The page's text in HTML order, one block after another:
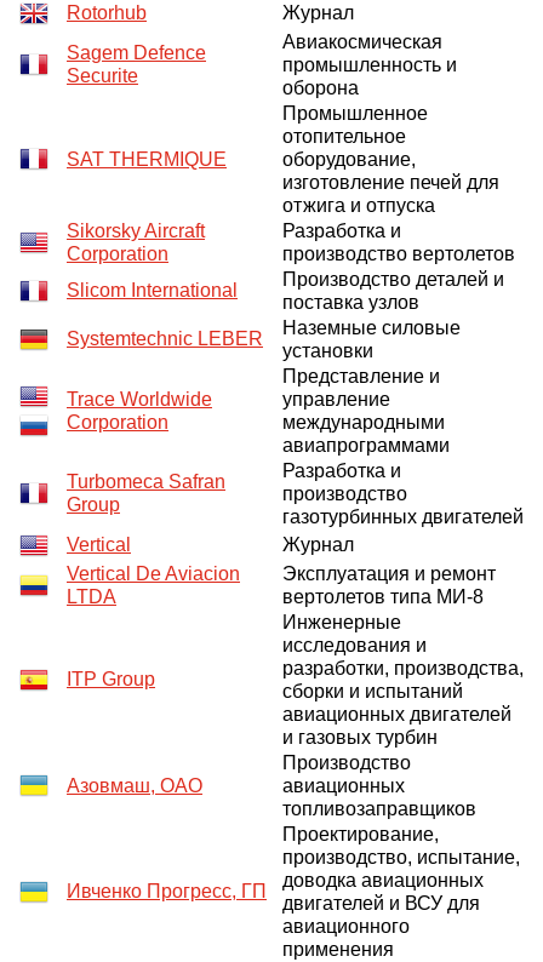
Rotorhub
Журнал
Sagem Defence
Securite
Авиакосмическая
промышленность и
оборона
SAT THERMIQUE
Промышленное
отопительное
оборудование,
изготовление печей для
отжига и отпуска
Sikorsky Aircraft
Corporation
Разработка и
производство вертолетов
Slicom International
Производство деталей и
поставка узлов
Systemtechnic LEBER
Наземные силовые
установки
Trace Worldwide
Corporation
Представление и
управление
международными
авиапрограммами
Turbomeca Safran
Group
Разработка и
производство
газотурбинных двигателей
Vertical
Журнал
Vertical De Aviacion
LTDA
Эксплуатация и ремонт
вертолетов типа МИ-8
ITP Group
Инженерные
исследования и
разработки, производства,
сборки и испытаний
авиационных двигателей
и газовых турбин
Азовмаш, ОАО
Производство
авиационных
топливозаправщиков
Ивченко Прогресс, ГП
Проектирование,
производство, испытание,
доводка авиационных
двигателей и ВСУ для
авиационного
применения